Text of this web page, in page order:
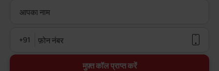
आपका नाम
+91 फ़ोन नंबर
मुफ़्त कॉल प्राप्त करें